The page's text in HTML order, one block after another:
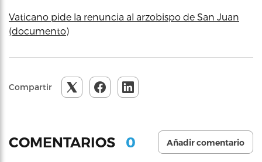
Vaticano pide la renuncia al arzobispo de San Juan
(documento)
Compartir
COMENTARIOS 0 Añadir comentario